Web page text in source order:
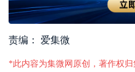
责编： 爱集微
*此内容为集微网原创，著作权